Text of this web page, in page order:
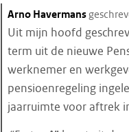
Citaat
starten
Arno Havermans
Uit mijn hoofd
term uit de nieuwe
werknemer en
pensioenregeling
jaarruimte voor aftrek